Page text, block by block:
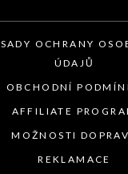
OCHRANY
ÚDAJŮ
OBCHODNÍ
AFFILIATE
MOŽNOSTI
REKLAMACE